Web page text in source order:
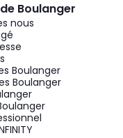
Boulanger
nous
Boulanger
Boulanger